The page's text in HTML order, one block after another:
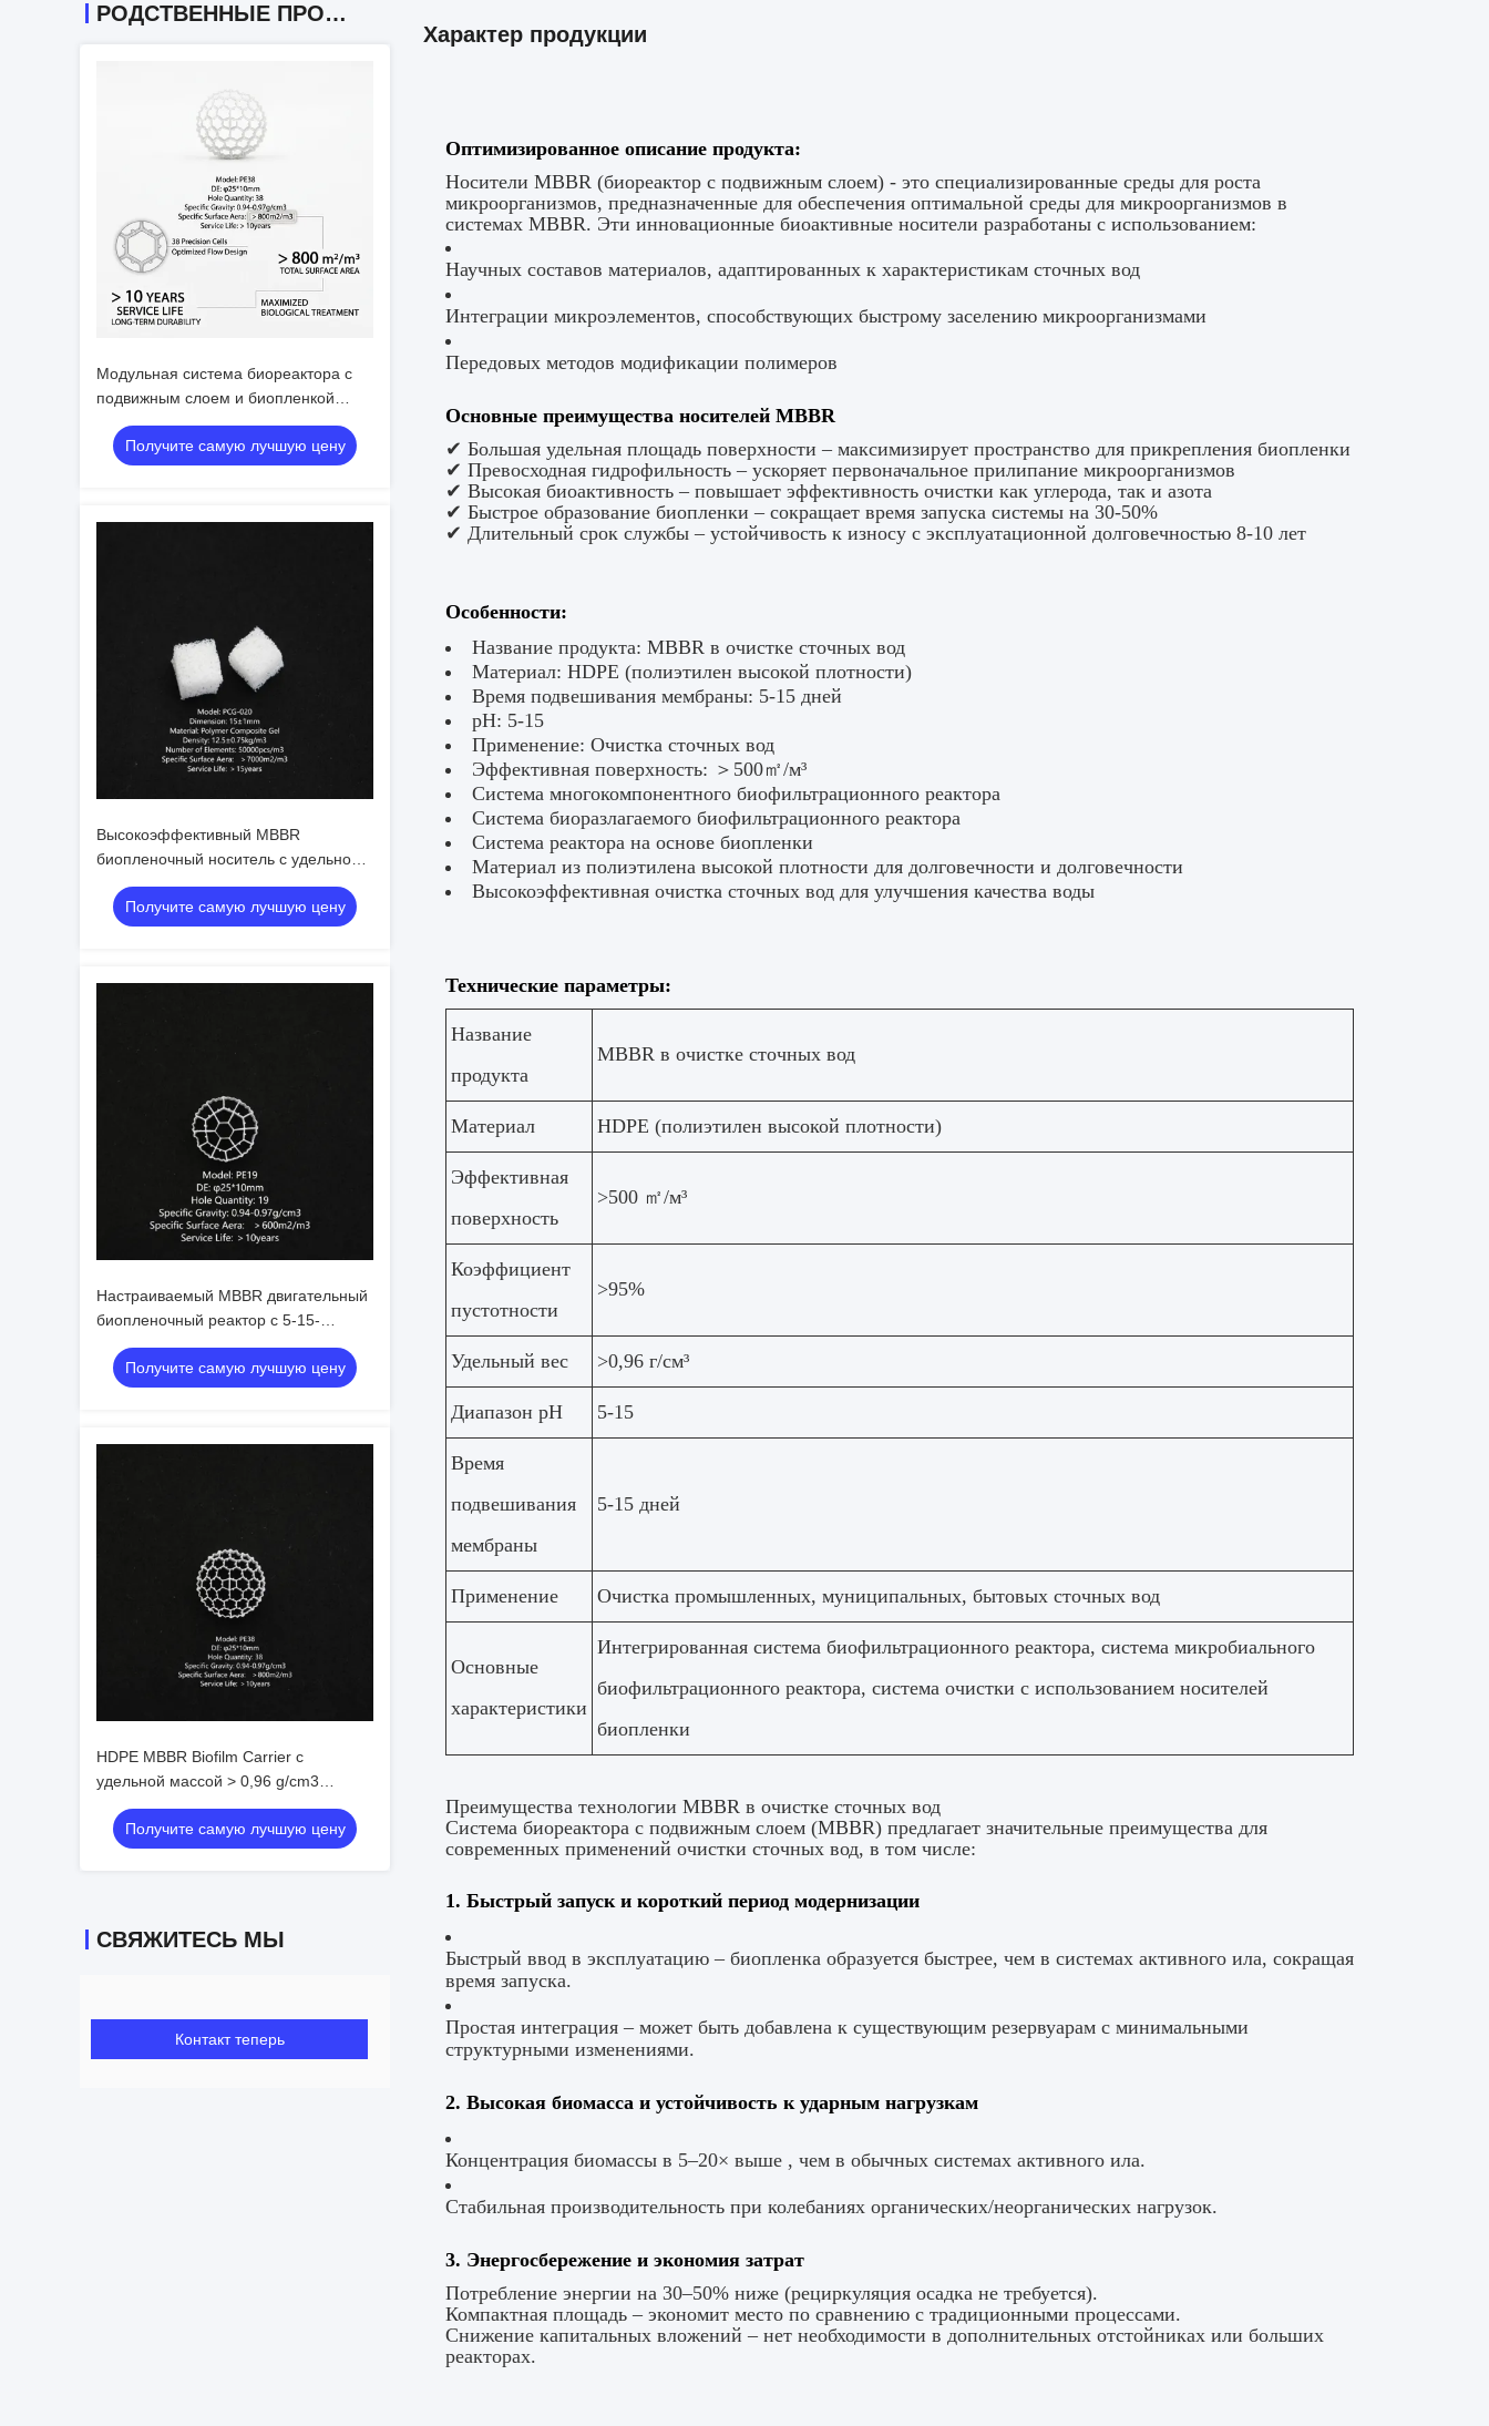
РОДСТВЕННЫЕ ПРОДУКТЫ
Модульная система биореактора с
подвижным слоем и биопленкой
(MBBR) Компактная конструкция
Быстрая колонизация для
промышленных сточных вод Юго-
Получите самую лучшую цену
Высокоэффективный MBBR
биопленочный носитель с удельной
массой > 0,96 г/см3 и эффективной
поверхностью > 500 м2/м3 для
очистки сточных вод
Получите самую лучшую цену
Настраиваемый MBBR двигательный
биопленочный реактор с 5-15-
дневным временем подвешивания
мембраны для очистки бытовых
сточных вод
Получите самую лучшую цену
HDPE MBBR Biofilm Carrier с
удельной массой > 0,96 g/cm3
Эффективная поверхность > 500
m2/m3 и соотношение пустоты > 95%
для очистки сточных вод
Получите самую лучшую цену
СВЯЖИТЕСЬ МЫ
Контакт теперь
Характер продукции
Оптимизированное описание продукта:
Носители MBBR (биореактор с подвижным слоем) - это специализированные среды для роста
микроорганизмов, предназначенные для обеспечения оптимальной среды для микроорганизмов в
системах MBBR. Эти инновационные биоактивные носители разработаны с использованием:
Научных составов материалов, адаптированных к характеристикам сточных вод
Интеграции микроэлементов, способствующих быстрому заселению микроорганизмами
Передовых методов модификации полимеров
Основные преимущества носителей MBBR
✔ Большая удельная площадь поверхности – максимизирует пространство для прикрепления биопленки
✔ Превосходная гидрофильность – ускоряет первоначальное прилипание микроорганизмов
✔ Высокая биоактивность – повышает эффективность очистки как углерода, так и азота
✔ Быстрое образование биопленки – сокращает время запуска системы на 30-50%
✔ Длительный срок службы – устойчивость к износу с эксплуатационной долговечностью 8-10 лет
Особенности:
Название продукта: MBBR в очистке сточных вод
Материал: HDPE (полиэтилен высокой плотности)
Время подвешивания мембраны: 5-15 дней
pH: 5-15
Применение: Очистка сточных вод
Эффективная поверхность: ＞500㎡/м³
Система многокомпонентного биофильтрационного реактора
Система биоразлагаемого биофильтрационного реактора
Система реактора на основе биопленки
Материал из полиэтилена высокой плотности для долговечности и долговечности
Высокоэффективная очистка сточных вод для улучшения качества воды
Технические параметры:
Название
продукта
MBBR в очистке сточных вод
Материал HDPE (полиэтилен высокой плотности)
Эффективная
поверхность
>500 ㎡/м³
Коэффициент
пустотности
>95%
Удельный вес >0,96 г/см³
Диапазон pH 5-15
Время
подвешивания
мембраны
5-15 дней
Применение Очистка промышленных, муниципальных, бытовых сточных вод
Основные
характеристики
Интегрированная система биофильтрационного реактора, система микробиального
биофильтрационного реактора, система очистки с использованием носителей
биопленки
Преимущества технологии MBBR в очистке сточных вод
Система биореактора с подвижным слоем (MBBR) предлагает значительные преимущества для
современных применений очистки сточных вод, в том числе:
1. Быстрый запуск и короткий период модернизации
Быстрый ввод в эксплуатацию – биопленка образуется быстрее, чем в системах активного ила, сокращая
время запуска.
Простая интеграция – может быть добавлена к существующим резервуарам с минимальными
структурными изменениями.
2. Высокая биомасса и устойчивость к ударным нагрузкам
Концентрация биомассы в 5–20× выше , чем в обычных системах активного ила.
Стабильная производительность при колебаниях органических/неорганических нагрузок.
3. Энергосбережение и экономия затрат
Потребление энергии на 30–50% ниже (рециркуляция осадка не требуется).
Компактная площадь – экономит место по сравнению с традиционными процессами.
Снижение капитальных вложений – нет необходимости в дополнительных отстойниках или больших
реакторах.